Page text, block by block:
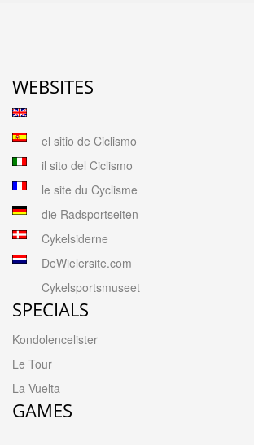
WEBSITES
el sitio de Ciclismo
il sito del Ciclismo
le site du Cyclisme
die Radsportseiten
Cykelsiderne
DeWielersite.com
Cykelsportsmuseet
SPECIALS
Kondolencelister
Le Tour
La Vuelta
GAMES